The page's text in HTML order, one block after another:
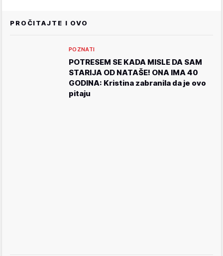
PROČITAJTE I OVO
POZNATI
POTRESEM SE KADA MISLE DA SAM
STARIJA OD NATAŠE! ONA IMA 40
GODINA: Kristina zabranila da je ovo
pitaju